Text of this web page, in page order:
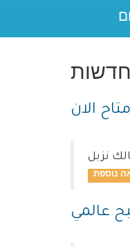
חדשות
الان
نزبل
عالمي